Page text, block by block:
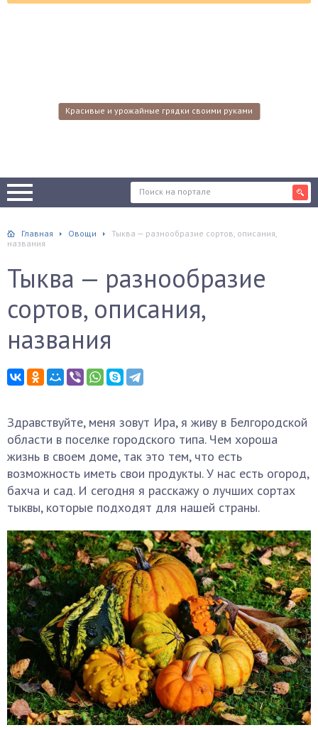
Красивые и урожайные грядки своими руками
Главная Овощи
Тыква — разнообразие сортов, описания,
названия
Тыква — разнообразие
сортов, описания,
названия
Здравствуйте, меня зовут Ира, я живу в Белгородской
области в поселке городского типа. Чем хороша
жизнь в своем доме, так это тем, что есть
возможность иметь свои продукты. У нас есть огород,
бахча и сад. И сегодня я расскажу о лучших сортах
тыквы, которые подходят для нашей страны.